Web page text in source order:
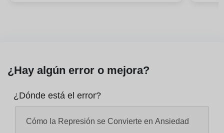
¿Hay algún error o mejora?
¿Dónde está el error?